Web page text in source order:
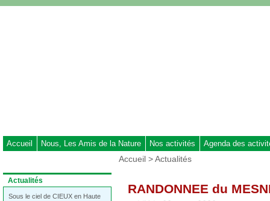
à
la
Accueil Nous, Les Amis de la Nature Nos activités Agenda des
Dans
la
rubrique
Actualités
Sous le ciel de CIEUX en Haute
Vous
Accueil >Actualités
RANDONNEE du